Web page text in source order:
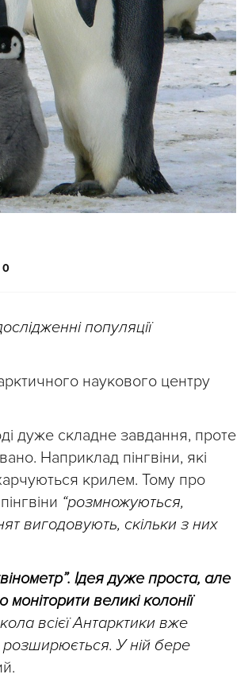
0
популяції
наукового центру
дуже складне завдання, проте
Наприклад пінгвіни, які
крилем. Тому про
“розмножуються,
вигодовують, скільки з них
Ідея дуже проста, але
великі колонії
всієї Антарктики вже
розширюється. У ній бере